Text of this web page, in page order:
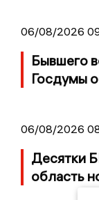
06/08/2026
Бывшего
Госдумы
06/08/2026
Десятки
область